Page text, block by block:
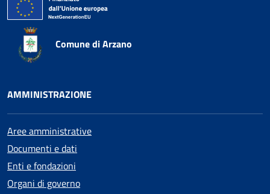
Comune di Arzano
AMMINISTRAZIONE
Aree amministrative
Documenti e dati
Enti e fondazioni
Organi di governo